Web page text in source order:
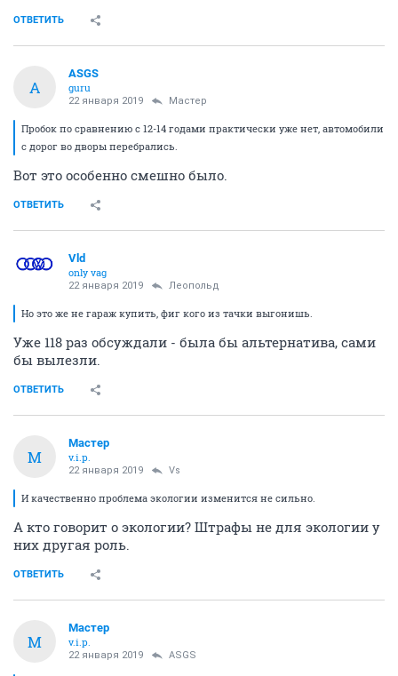
ОТВЕТИТЬ
A
ASGS
guru
22 января 2019 Мастер
Пробок по сравнению с 12-14 годами практически уже нет, автомобили
с дорог во дворы перебрались.
Вот это особенно смешно было.
ОТВЕТИТЬ
Vld
only vag
22 января 2019 Леопольд
Но это же не гараж купить, фиг кого из тачки выгонишь.
Уже 118 раз обсуждали - была бы альтернатива, сами
бы вылезли.
ОТВЕТИТЬ
М
Мастер
v.i.p.
22 января 2019 Vs
И качественно проблема экологии изменится не сильно.
А кто говорит о экологии? Штрафы не для экологии у
них другая роль.
ОТВЕТИТЬ
М
Мастер
v.i.p.
22 января 2019 ASGS